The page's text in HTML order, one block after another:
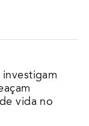
vida no